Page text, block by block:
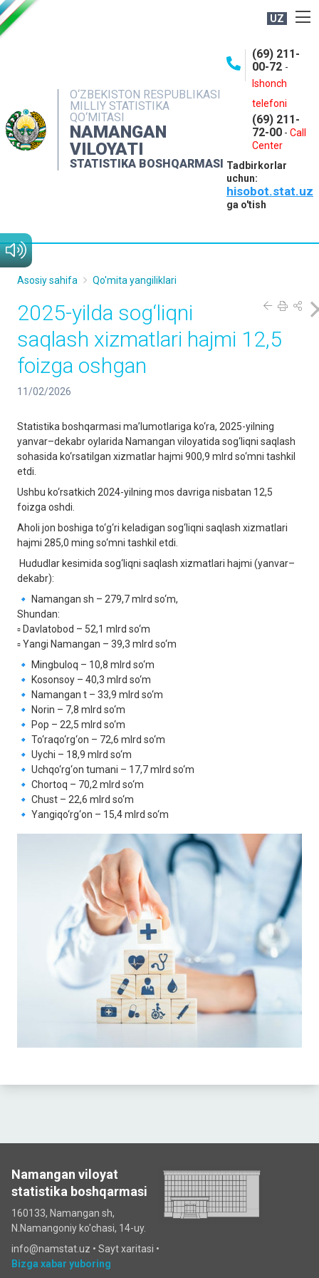
UZ
O‘ZBEKISTON RESPUBLIKASI
MILLIY STATISTIKA
QO‘MITASI
NAMANGAN
VILOYATI
STATISTIKA BOSHQARMASI
(69) 211-
00-72 -
Ishonch
telefoni
(69) 211-
72-00 - Call
Center
Tadbirkorlar
uchun:
hisobot.stat.uz
ga o'tish
NASHRLAR
INTERAKTIV XIZMATLAR
MATBUOT XIZMATI
MUROJAATLAR
Asosiy sahifa Qo'mita yangiliklari
2025-yilda sog‘liqni
saqlash xizmatlari hajmi 12,5
foizga oshgan
11/02/2026
Statistika boshqarmasi ma’lumotlariga ko‘ra, 2025-yilning
yanvar–dekabr oylarida Namangan viloyatida sog‘liqni saqlash
sohasida ko‘rsatilgan xizmatlar hajmi 900,9 mlrd so‘mni tashkil
etdi.
Ushbu ko‘rsatkich 2024-yilning mos davriga nisbatan 12,5
foizga oshdi.
Aholi jon boshiga to‘g‘ri keladigan sog‘liqni saqlash xizmatlari
hajmi 285,0 ming so‘mni tashkil etdi.
Hududlar kesimida sog‘liqni saqlash xizmatlari hajmi (yanvar–
dekabr):
🔹 Namangan sh – 279,7 mlrd so‘m,
Shundan:
▫️ Davlatobod – 52,1 mlrd so‘m
▫️ Yangi Namangan – 39,3 mlrd so‘m
🔹 Mingbuloq – 10,8 mlrd so‘m
🔹 Kosonsoy – 40,3 mlrd so‘m
🔹 Namangan t – 33,9 mlrd so‘m
🔹 Norin – 7,8 mlrd so‘m
🔹 Pop – 22,5 mlrd so‘m
🔹 To‘raqo‘rg‘on – 72,6 mlrd so‘m
🔹 Uychi – 18,9 mlrd so‘m
🔹 Uchqo‘rg‘on tumani – 17,7 mlrd so‘m
🔹 Chortoq – 70,2 mlrd so‘m
🔹 Chust – 22,6 mlrd so‘m
🔹 Yangiqo‘rg‘on – 15,4 mlrd so‘m
Namangan viloyat
statistika boshqarmasi
160133, Namangan sh,
N.Namangoniy ko'chasi, 14-uy.
info@namstat.uz • Sayt xaritasi •
Bizga xabar yuboring